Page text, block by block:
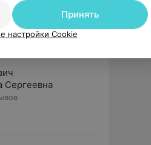
Сергеевна
Принять
настройки Cookie